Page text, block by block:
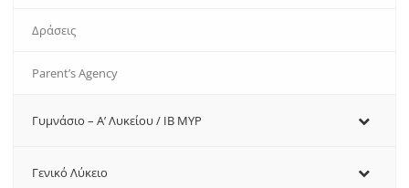
Δράσεις
Parent’s Agency
Γυμνάσιο – Α’ Λυκείου / IB MYP
Γενικό Λύκειο